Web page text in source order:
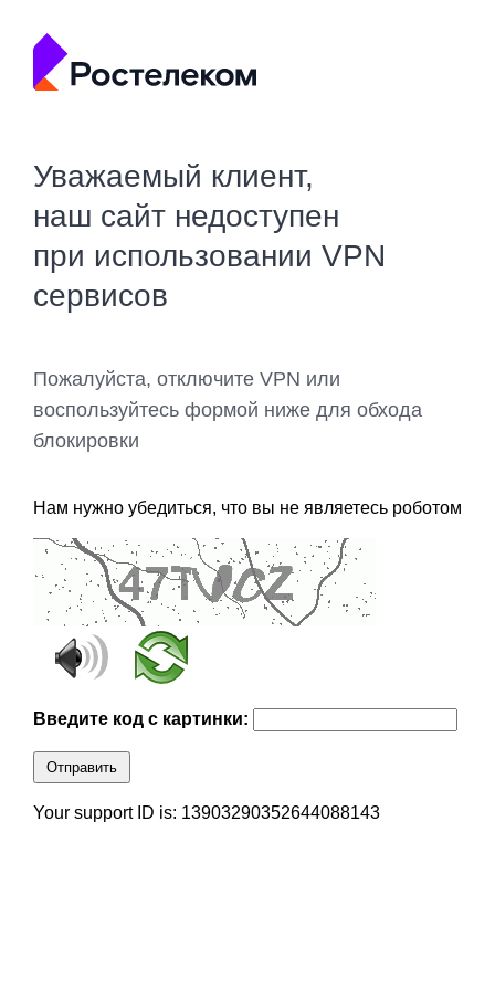
Уважаемый клиент,
наш сайт недоступен
при использовании VPN
сервисов
Пожалуйста, отключите VPN или
воспользуйтесь формой ниже для обхода
блокировки
Нам нужно убедиться, что вы не являетесь роботом
Введите код с картинки:
Отправить
Your support ID is: 13903290352644088143